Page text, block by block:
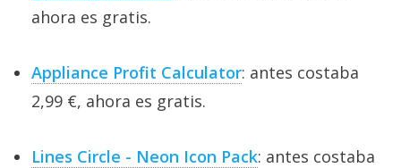
ahora es gratis.
Appliance Profit Calculator: antes costaba
2,99 €, ahora es gratis.
Lines Circle - Neon Icon Pack: antes costaba